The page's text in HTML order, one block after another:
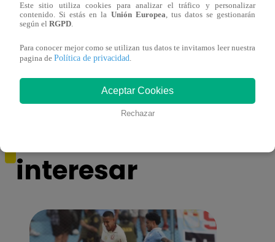
CIERRE EXPLOSIVO EN “UNA
NOCHE EN PERÚ”, EL NUEVO
MUNDO
interesar
Este sitio utiliza cookies para analizar el tráfico y personalizar
contenido. Si estás en la Unión Europea , tus datos se gestionarán
según el RGPD
Para conocer mejor como se utilizan tus datos te invitamos leer nuestra
pagina de Política de privacidad
Aceptar Cookies
Rechazar